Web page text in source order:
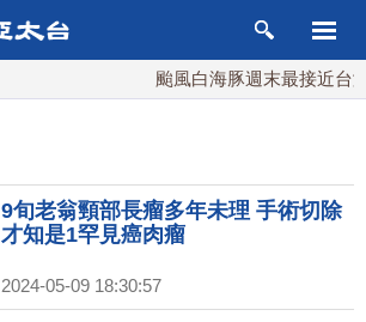
颱風白海豚週末最接近台灣
9旬老翁頸部長瘤多年未理 手術切除
才知是1罕見癌肉瘤
2024-05-09 18:30:57